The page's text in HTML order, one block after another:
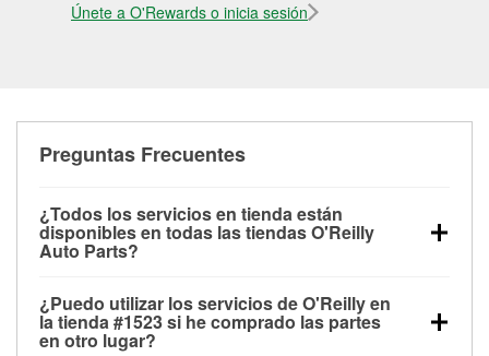
Únete a O'Rewards o inicia sesión
Preguntas Frecuentes
¿Todos los servicios en tienda están
disponibles en todas las tiendas O'Reilly
Auto Parts?
las pruebas de batería, pruebas de alternador y
motor de arranque, revisión de la luz “Check Engine”
¿Puedo utilizar los servicios de O'Reilly en
la tienda #1523 si he comprado las partes
en otro lugar?